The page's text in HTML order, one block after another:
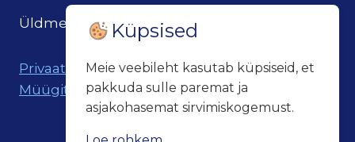
Üldmeil: loits@loitsukeller.ee
Privaatsuspoliitika
Müügitingimused
Küpsised
Meie veebileht kasutab küpsiseid, et
pakkuda sulle paremat ja
asjakohasemat sirvimiskogemust.